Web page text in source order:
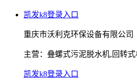
凯发k8登录入口
重庆市沃利克环保设备有限公司
主营： 叠螺式污泥脱水机,回转
凯发k8登录入口